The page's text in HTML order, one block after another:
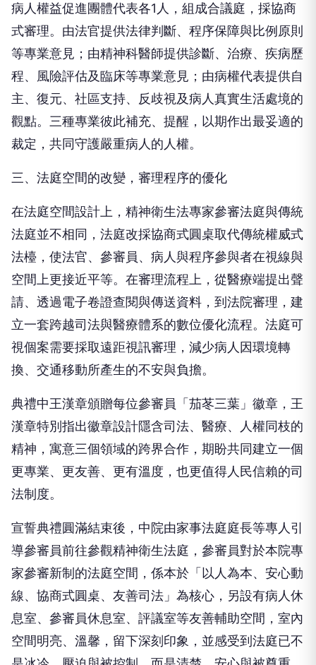
病人權益促進團體代表各1人，組成合議庭，採協商
式審理。由法官提供法律判斷、程序保障與比例原則
等專業意見；由精神科醫師提供診斷、治療、疾病歷
程、風險評估及臨床等專業意見；由病權代表提供自
主、復元、社區支持、反歧視及病人真實生活處境的
觀點。三種專業彼此補充、提醒，以期作出最妥適的
裁定，共同守護嚴重病人的人權。
三、法庭空間的改變，審理程序的優化
在法庭空間設計上，精神衛生法專家參審法庭與傳統
法庭並不相同，法庭改採協商式圓桌取代傳統權威式
法檯，使法官、參審員、病人與程序參與者在視線與
空間上更接近平等。在審理流程上，從醫療端提出聲
請、透過電子卷證查閱與傳送資料，到法院審理，建
立一套跨越司法與醫療體系的數位優化流程。法庭可
視個案需要採取遠距視訊審理，減少病人因環境轉
換、交通移動所產生的不安與負擔。
典禮中王漢章頒贈每位參審員「茄苳三葉」徽章，王
漢章特別指出徽章設計隱含司法、醫療、人權同枝的
精神，寓意三個領域的跨界合作，期盼共同建立一個
更專業、更友善、更有溫度，也更值得人民信賴的司
法制度。
宣誓典禮圓滿結束後，中院由家事法庭庭長等專人引
導參審員前往參觀精神衛生法庭，參審員對於本院專
家參審新制的法庭空間，係本於「以人為本、安心動
線、協商式圓桌、友善司法」為核心，另設有病人休
息室、參審員休息室、評議室等友善輔助空間，室內
空間明亮、溫馨，留下深刻印象，並感受到法庭已不